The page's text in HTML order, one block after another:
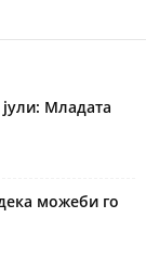
Младата
можеби го